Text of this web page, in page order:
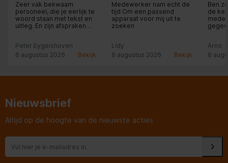
Zeer vak bekwaam
personeel, die je eerlijk te
woord staan met tekst en
uitleg. En zijn afspraken
is deze Expert winkel in
Landgraaf zelf doe
deze winkel is een top
Peter Eygelshoven
6 augustus 2026
Bekijk
Medewerker nam echt de
tijd Om een passend
apparaat voor mij uit te
zoeken
Lidy
6 augustus 2026
Bekijk
Ben
de
Arno
6
Nieuwsbrief
Altijd op de hoogte van de nieuwste acties